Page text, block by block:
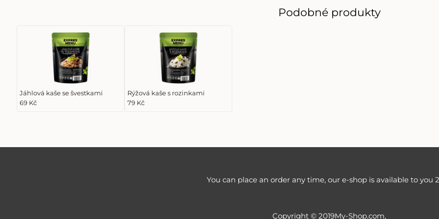
Podobné produkty
Jáhlová kaše se švestkami
69 Kč
Rýžová kaše s rozinkami
79 Kč
You can place an order any time, our e-shop is available to you
Copyright © 2019My-Shop.com,